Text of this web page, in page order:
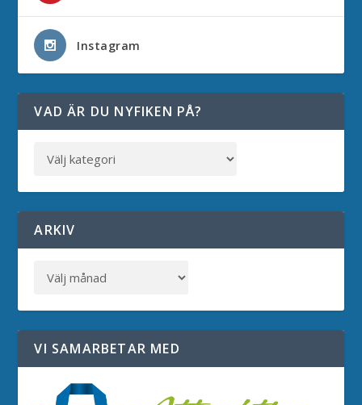
Instagram
VAD ÄR DU NYFIKEN PÅ?
ARKIV
VI SAMARBETAR MED